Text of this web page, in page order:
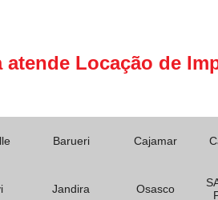
atende Locação de
Barueri Cajamar
Jandira Osasco